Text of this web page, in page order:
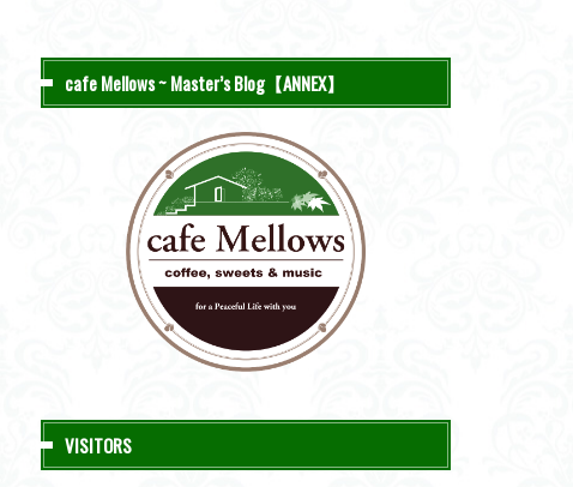
cafe Mellows ~ Master’s Blog【ANNEX】
VISITORS